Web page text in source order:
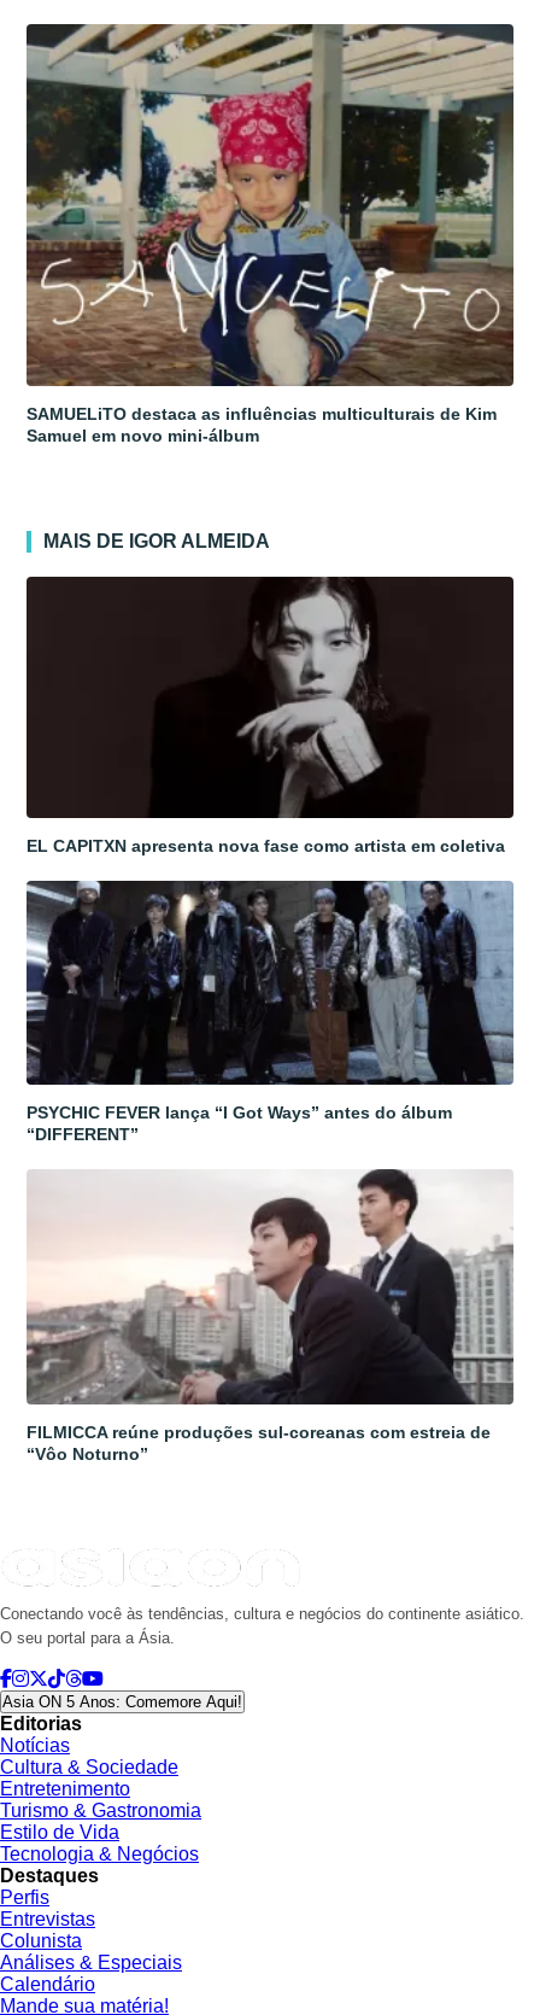
SAMUELiTO destaca as influências multiculturais de Kim
Samuel em novo mini-álbum
MAIS DE IGOR ALMEIDA
EL CAPITXN apresenta nova fase como artista em coletiva
PSYCHIC FEVER lança “I Got Ways” antes do álbum
“DIFFERENT”
FILMICCA reúne produções sul-coreanas com estreia de
“Vôo Noturno”
Conectando você às tendências, cultura e negócios do continente asiático.
O seu portal para a Ásia.
Asia ON 5 Anos: Comemore Aqui!
Editorias
Notícias
Cultura & Sociedade
Entretenimento
Turismo & Gastronomia
Estilo de Vida
Tecnologia & Negócios
Destaques
Perfis
Entrevistas
Colunista
Análises & Especiais
Calendário
Mande sua matéria!